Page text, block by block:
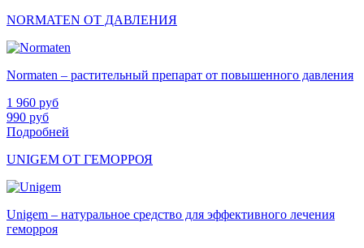
NORMATEN ОТ ДАВЛЕНИЯ
Normaten – растительный препарат от повышенного давления
1 960 руб
990 руб
Подробней
UNIGEM ОТ ГЕМОРРОЯ
Unigem – натуральное средство для эффективного лечения
геморроя